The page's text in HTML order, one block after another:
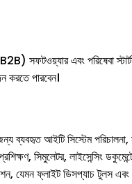
সফটওয়্যার এবং পরিষেবা
করতে পারবেন।
ব্যবহৃত আইটি সিস্টেম
সিমুলেটর, লাইসেন্সিং
যেমন ফ্লাইট ডিসপ্যাচ টুলস এবং